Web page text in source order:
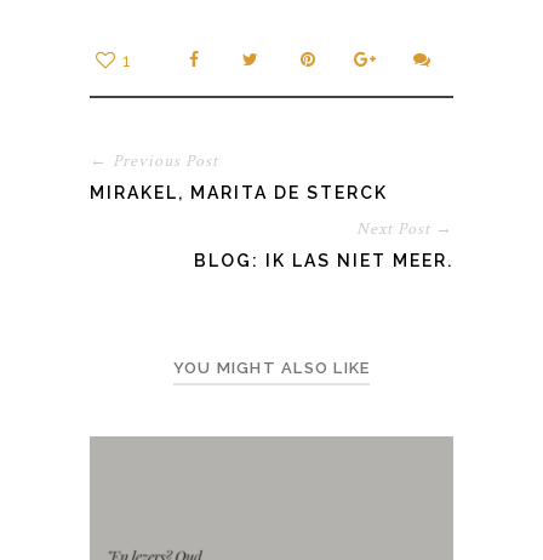
1
← Previous Post
MIRAKEL, MARITA DE STERCK
Next Post →
BLOG: IK LAS NIET MEER.
YOU MIGHT ALSO LIKE